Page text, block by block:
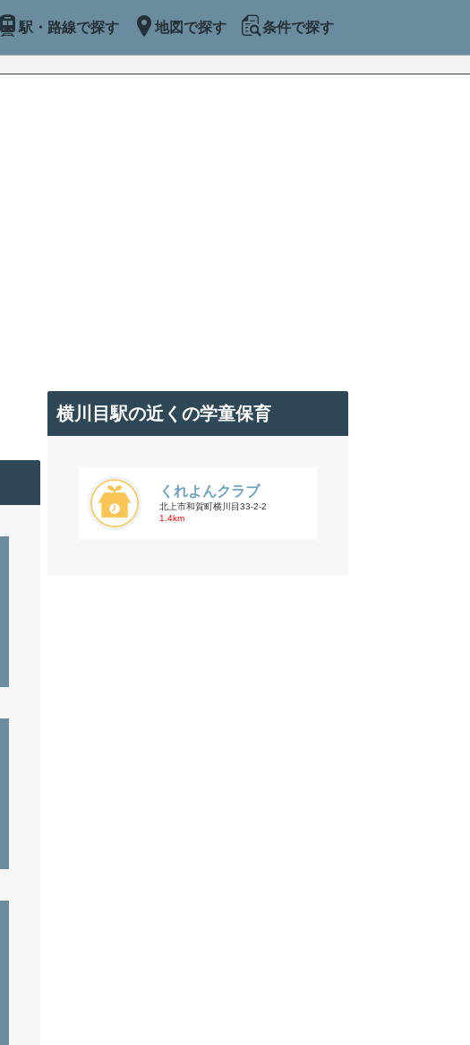
駅・路線で探す 地図で探す 条件で探す
横川目駅の近くの学童保育
くれよんクラブ
北上市和賀町横川目33-2-2
1.4km